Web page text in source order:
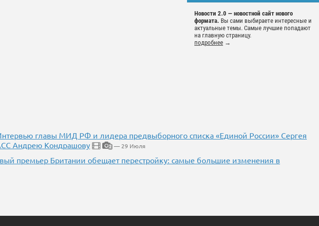
Новости 2.0 — новостной сайт нового
формата. Вы сами выбираете интересные и
актуальные темы. Самые лучшие попадают
на главную страницу.
подробнее →
главы МИД РФ и лидера предвыборного списка «Единой России» Сергея
Андрею Кондрашову
2 — 29 Июля
премьер Британии обещает перестройку: самые большие изменения в